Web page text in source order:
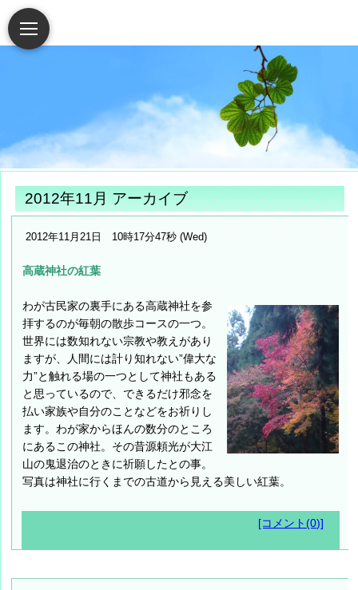
2012年11月 アーカイブ
2012年11月21日 10時17分47秒 (Wed)
高蔵神社の紅葉
わが古民家の裏手にある高蔵神社を参
拝するのが毎朝の散歩コースの一つ。
世界には数知れない宗教や教えがあり
ますが、人間には計り知れない”偉大な
力”と触れる場の一つとして神社もある
と思っているので、できるだけ邪念を
払い家族や自分のことなどをお祈りし
ます。わが家からほんの数分のところ
にあるこの神社。その昔源頼光が大江
山の鬼退治のときに祈願したとの事。
写真は神社に行くまでの古道から見える美しい紅葉。
[コメント(0)]